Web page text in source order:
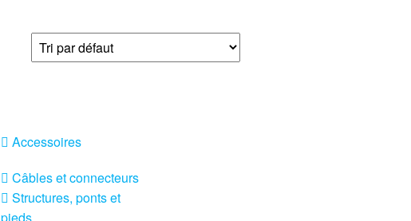
Accessoires
Câbles et connecteurs
Structures, ponts et